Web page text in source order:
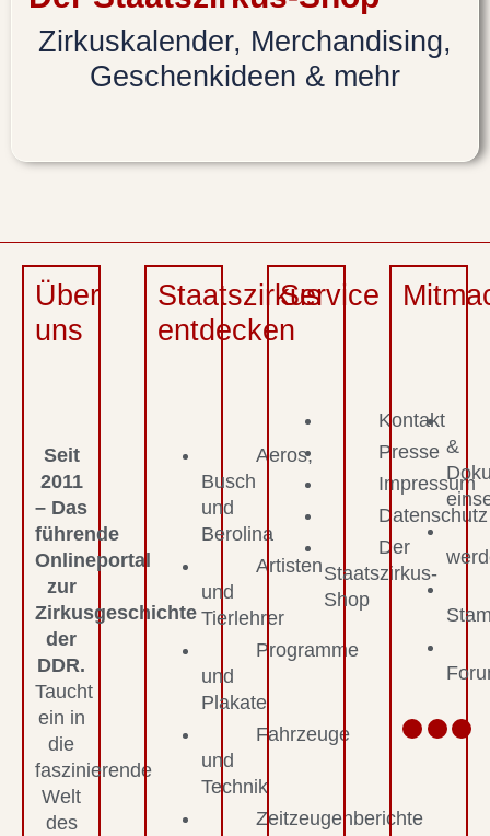
Zirkuskalender, Merchandising,
Geschenkideen & mehr
Über
uns
Seit
2011
– Das
führende
Onlineportal
zur
Zirkusgeschichte
der
DDR.
Taucht
ein in
die
faszinierende
Welt
des
Staatszirkus
entdecken
Aeros,
Busch
und
Berolina
Artisten
und
Tierlehrer
Programme
und
Plakate
Fahrzeuge
und
Technik
Zeitzeugenberichte
Service
Kontakt
Presse
Impressum
Datenschutz
Der
Staatszirkus-
Shop
&